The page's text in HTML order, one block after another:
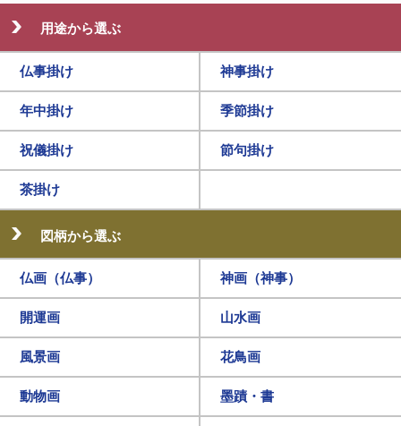
用途から選ぶ
仏事掛け 神事掛け
年中掛け 季節掛け
祝儀掛け 節句掛け
茶掛け
図柄から選ぶ
仏画（仏事） 神画（神事）
開運画 山水画
風景画 花鳥画
動物画 墨蹟・書